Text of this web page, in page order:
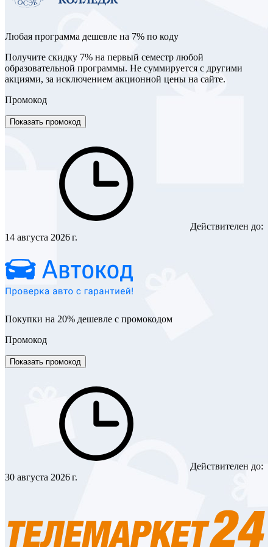
Любая программа дешевле на 7% по коду
Получите скидку 7% на первый семестр любой
образовательной программы. Не суммируется с другими
акциями, за исключением акционной цены на сайте.
Промокод
Показать промокод
Действителен до:
14 августа 2026 г.
Покупки на 20% дешевле с промокодом
Промокод
Показать промокод
Действителен до:
30 августа 2026 г.